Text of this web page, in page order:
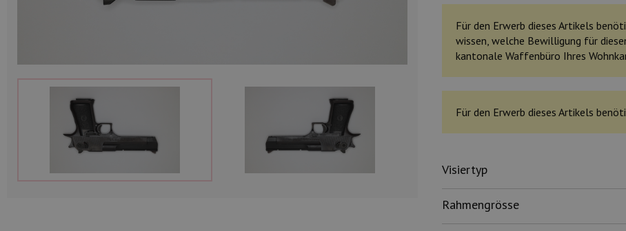
Für den Erwerb dieses Artikels
wissen, welche Bewilligung für
kantonale Waffenbüro Ihres
Für den Erwerb dieses Artikels
Visiertyp
Rahmengrösse